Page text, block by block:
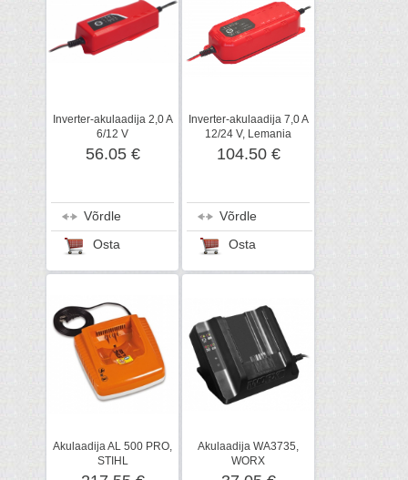
Inverter-akulaadija 2,0 A
6/12 V
56.05 €
Võrdle
Osta
Inverter-akulaadija 7,0 A
12/24 V, Lemania
104.50 €
Võrdle
Osta
Akulaadija AL 500 PRO,
STIHL
Akulaadija WA3735,
WORX